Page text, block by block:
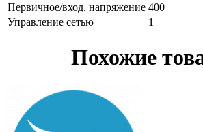
Первичное/вход. напряжение 400
Управление сетью
1
Похожие